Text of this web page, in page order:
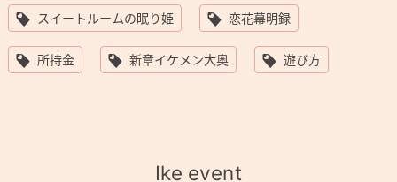
スイートルームの眠り姫 恋花幕明録
所持金 新章イケメン大奥 遊び方
Ike event